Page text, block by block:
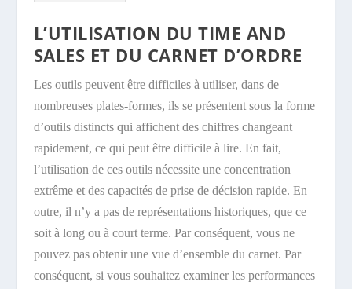
L’UTILISATION DU TIME AND
SALES ET DU CARNET D’ORDRE
Les outils peuvent être difficiles à utiliser, dans de
nombreuses plates-formes, ils se présentent sous la forme
d’outils distincts qui affichent des chiffres changeant
rapidement, ce qui peut être difficile à lire. En fait,
l’utilisation de ces outils nécessite une concentration
extrême et des capacités de prise de décision rapide. En
outre, il n’y a pas de représentations historiques, que ce
soit à long ou à court terme. Par conséquent, vous ne
pouvez pas obtenir une vue d’ensemble du carnet. Par
conséquent, si vous souhaitez examiner les performances